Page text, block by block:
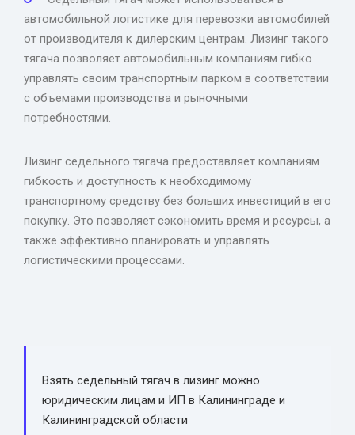
автомобильной логистике для перевозки автомобилей
от производителя к дилерским центрам. Лизинг такого
тягача позволяет автомобильным компаниям гибко
управлять своим транспортным парком в соответствии
с объемами производства и рыночными
потребностями.
Лизинг седельного тягача предоставляет компаниям
гибкость и доступность к необходимому
транспортному средству без больших инвестиций в его
покупку. Это позволяет сэкономить время и ресурсы, а
также эффективно планировать и управлять
логистическими процессами.
Взять седельный тягач в лизинг можно
юридическим лицам и ИП в Калининграде и
Калининградской области